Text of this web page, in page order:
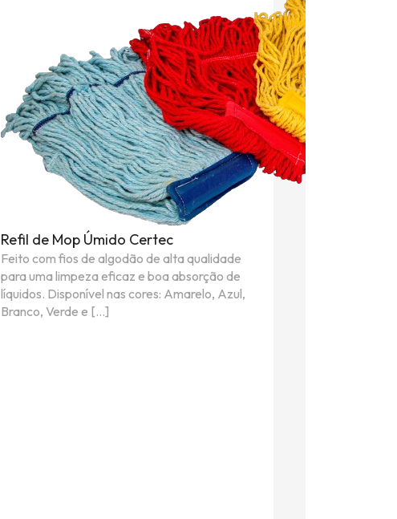
Refil de Mop Úmido Certec
Feito com fios de algodão de alta qualidade
para uma limpeza eficaz e boa absorção de
líquidos. Disponível nas cores: Amarelo, Azul,
Branco, Verde e […]